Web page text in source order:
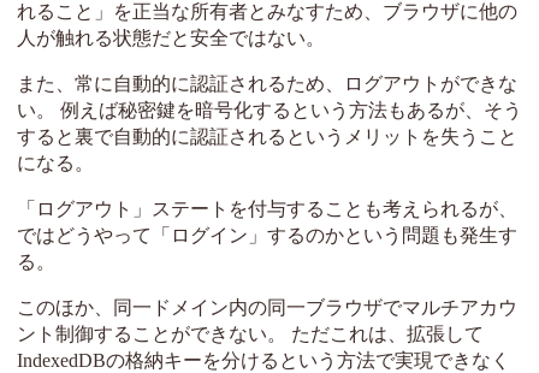
れること」を正当な所有者とみなすため、ブラウザに他の
人が触れる状態だと安全ではない。
また、常に自動的に認証されるため、ログアウトができな
い。 例えば秘密鍵を暗号化するという方法もあるが、そう
すると裏で自動的に認証されるというメリットを失うこと
になる。
「ログアウト」ステートを付与することも考えられるが、
ではどうやって「ログイン」するのかという問題も発生す
る。
このほか、同一ドメイン内の同一ブラウザでマルチアカウ
ント制御することができない。 ただこれは、拡張して
IndexedDBの格納キーを分けるという方法で実現できなく